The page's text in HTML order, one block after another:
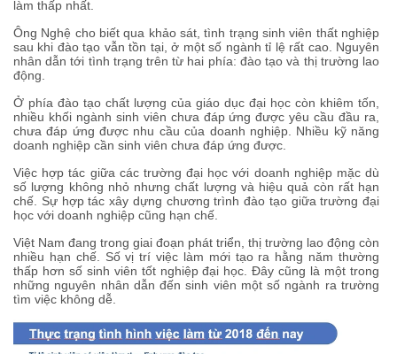
làm thấp nhất.
Ông Nghệ cho biết qua khảo sát, tình trạng sinh viên thất nghiệp
sau khi đào tạo vẫn tồn tại, ở một số ngành tỉ lệ rất cao. Nguyên
nhân dẫn tới tình trạng trên từ hai phía: đào tạo và thị trường lao
động.
Ở phía đào tạo chất lượng của giáo dục đại học còn khiêm tốn,
nhiều khối ngành sinh viên chưa đáp ứng được yêu cầu đầu ra,
chưa đáp ứng được nhu cầu của doanh nghiệp. Nhiều kỹ năng
doanh nghiệp cần sinh viên chưa đáp ứng được.
Việc hợp tác giữa các trường đại học với doanh nghiệp mặc dù
số lượng không nhỏ nhưng chất lượng và hiệu quả còn rất hạn
chế. Sự hợp tác xây dựng chương trình đào tạo giữa trường đại
học với doanh nghiệp cũng hạn chế.
Việt Nam đang trong giai đoạn phát triển, thị trường lao động còn
nhiều hạn chế. Số vị trí việc làm mới tạo ra hằng năm thường
thấp hơn số sinh viên tốt nghiệp đại học. Đây cũng là một trong
những nguyên nhân dẫn đến sinh viên một số ngành ra trường
tìm việc không dễ.